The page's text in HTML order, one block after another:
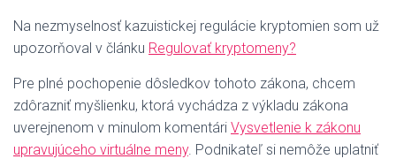
Na nezmyselnosť kazuistickej regulácie kryptomien som už
upozorňoval v článku Regulovať kryptomeny?
Pre plné pochopenie dôsledkov tohoto zákona, chcem
zdôrazniť myšlienku, ktorá vychádza z výkladu zákona
uverejnenom v minulom komentári Vysvetlenie k zákonu
upravujúceho virtuálne meny. Podnikateľ si nemôže uplatniť